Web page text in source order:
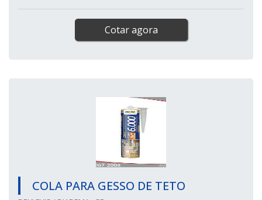
Cotar agora
COLA PARA GESSO DE TETO